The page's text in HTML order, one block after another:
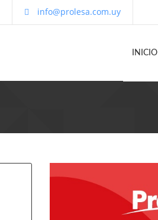
info@prolesa.com.uy
INICIO